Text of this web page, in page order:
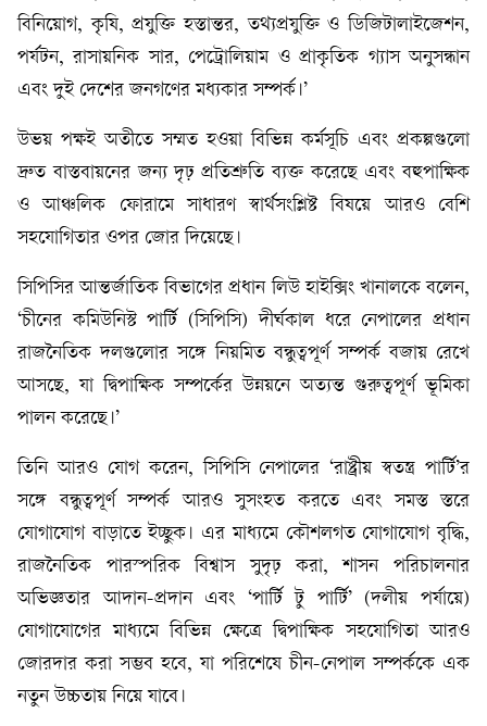
বিনিয়োগ, কৃষি, প্রযুক্তি হস্তান্তর, তথ্যপ্রযুক্তি ও ডিজিটালাইজেশন,
পর্যটন, রাসায়নিক সার, পেট্রোলিয়াম ও প্রাকৃতিক গ্যাস অনুসন্ধান
এবং দুই দেশের জনগণের মধ্যকার সম্পর্ক।’
উভয় পক্ষই অতীতে সম্মত হওয়া বিভিন্ন কর্মসূচি এবং প্রকল্পগুলো
দ্রুত বাস্তবায়নের জন্য দৃঢ় প্রতিশ্রুতি ব্যক্ত করেছে এবং বহুপাক্ষিক
ও আঞ্চলিক ফোরামে সাধারণ স্বার্থসংশ্লিষ্ট বিষয়ে আরও বেশি
সহযোগিতার ওপর জোর দিয়েছে।
সিপিসির আন্তর্জাতিক বিভাগের প্রধান লিউ হাইক্সিং খানালকে বলেন,
‘চীনের কমিউনিস্ট পার্টি (সিপিসি) দীর্ঘকাল ধরে নেপালের প্রধান
রাজনৈতিক দলগুলোর সঙ্গে নিয়মিত বন্ধুত্বপূর্ণ সম্পর্ক বজায় রেখে
আসছে, যা দ্বিপাক্ষিক সম্পর্কের উন্নয়নে অত্যন্ত গুরুত্বপূর্ণ ভূমিকা
পালন করেছে।’
তিনি আরও যোগ করেন, সিপিসি নেপালের ‘রাষ্ট্রীয় স্বতন্ত্র পার্টি’র
সঙ্গে বন্ধুত্বপূর্ণ সম্পর্ক আরও সুসংহত করতে এবং সমস্ত স্তরে
যোগাযোগ বাড়াতে ইচ্ছুক। এর মাধ্যমে কৌশলগত যোগাযোগ বৃদ্ধি,
রাজনৈতিক পারস্পরিক বিশ্বাস সুদৃঢ় করা, শাসন পরিচালনার
অভিজ্ঞতার আদান-প্রদান এবং ‘পার্টি টু পার্টি’ (দলীয় পর্যায়ে)
যোগাযোগের মাধ্যমে বিভিন্ন ক্ষেত্রে দ্বিপাক্ষিক সহযোগিতা আরও
জোরদার করা সম্ভব হবে, যা পরিশেষে চীন-নেপাল সম্পর্ককে এক
নতুন উচ্চতায় নিয়ে যাবে।